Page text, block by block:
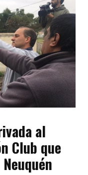
al
Club que